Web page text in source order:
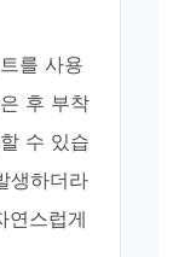
를 사용
후 부착
수 있습
생하더라
연스럽게